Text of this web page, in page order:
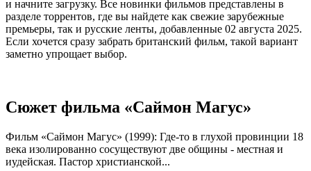
и начните загрузку. Все новинки фильмов представлены в
разделе торрентов, где вы найдете как свежие зарубежные
премьеры, так и русские ленты, добавленные 02 августа 2025.
Если хочется сразу забрать британский фильм, такой вариант
заметно упрощает выбор.
Сюжет фильма «Саймон Магус»
Фильм «Саймон Магус» (1999): Где-то в глухой провинции 18
века изолированно сосуществуют две общины - местная и
иудейская. Пастор христианской...